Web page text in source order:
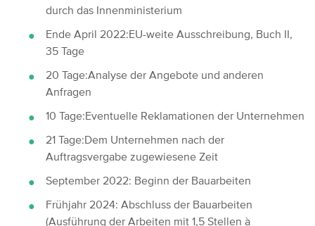
durch das Innenministerium
Ende April 2022:EU-weite Ausschreibung, Buch II,
35 Tage
20 Tage:Analyse der Angebote und anderen
Anfragen
10 Tage:Eventuelle Reklamationen der Unternehmen
21 Tage:Dem Unternehmen nach der
Auftragsvergabe zugewiesene Zeit
September 2022: Beginn der Bauarbeiten
Frühjahr 2024: Abschluss der Bauarbeiten
(Ausführung der Arbeiten mit 1,5 Stellen à